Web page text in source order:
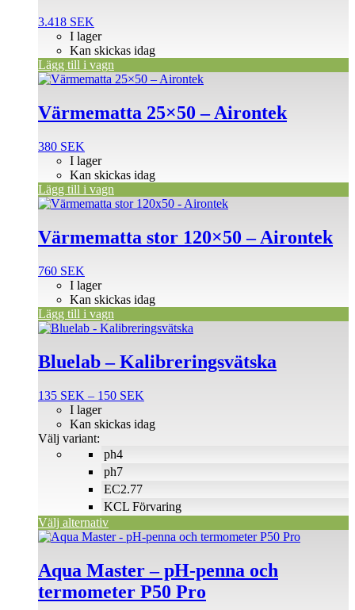
3.418 SEK
I lager
Kan skickas idag
Lägg till i vagn
Värmematta 25×50 – Airontek
380 SEK
I lager
Kan skickas idag
Lägg till i vagn
Värmematta stor 120×50 – Airontek
760 SEK
I lager
Kan skickas idag
Lägg till i vagn
Bluelab – Kalibreringsvätska
135 SEK – 150 SEK
till
ph4
ph7
EC2.77
KCL Förvaring
I lager
Kan skickas idag
Välj variant:
Välj alternativ
Den
produkten
har
varianter.
olika
alternativen
Aqua Master – pH-penna och
termometer P50 Pro